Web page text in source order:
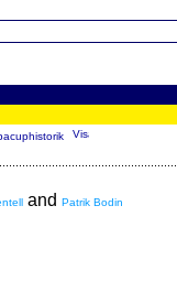
and Patrik Bodin